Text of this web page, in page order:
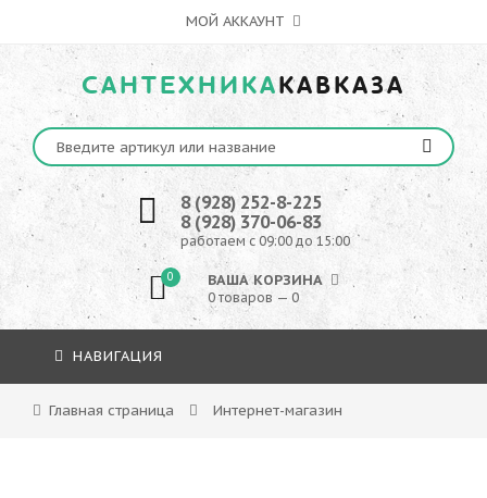
МОЙ АККАУНТ
САНТЕХНИКАКАВКАЗА
8 (928) 252-8-225
8 (928) 370-06-83
работаем с 09:00 до 15:00
0 ВАША КОРЗИНА
0 товаров — 0
НАВИГАЦИЯ
Главная страница Интернет-магазин